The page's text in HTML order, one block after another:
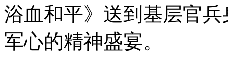
浴血和平》送到基层官
军心的精神盛宴。